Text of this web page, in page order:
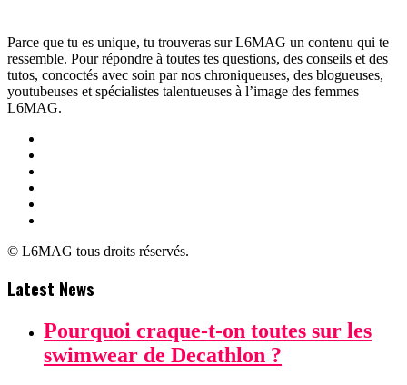
Parce que tu es unique, tu trouveras sur L6MAG un contenu qui te
ressemble. Pour répondre à toutes tes questions, des conseils et des
tutos, concoctés avec soin par nos chroniqueuses, des blogueuses,
youtubeuses et spécialistes talentueuses à l’image des femmes
L6MAG.
© L6MAG tous droits réservés.
Latest News
Pourquoi craque-t-on toutes sur les
swimwear de Decathlon ?